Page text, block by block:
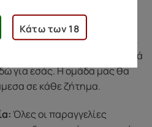
υπάρξει κάποιο πρόβλημα με
ή κατεστραμμένο κατά
για εσάς. Η ομάδα μας θα
σε κάθε ζήτημα.
Όλες οι παραγγελίες
Κάτω των 18